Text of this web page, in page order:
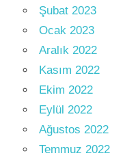
Şubat 2023
Ocak 2023
Aralık 2022
Kasım 2022
Ekim 2022
Eylül 2022
Ağustos 2022
Temmuz 2022